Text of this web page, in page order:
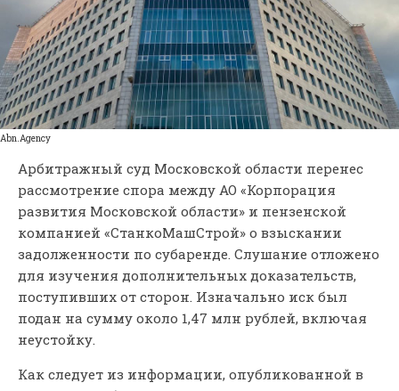
Abn.Agency
Арбитражный суд Московской области перенес
рассмотрение спора между АО «Корпорация
развития Московской области» и пензенской
компанией «СтанкоМашСтрой» о взыскании
задолженности по субаренде. Слушание отложено
для изучения дополнительных доказательств,
поступивших от сторон. Изначально иск был
подан на сумму около 1,47 млн рублей, включая
неустойку.
Как следует из информации, опубликованной в